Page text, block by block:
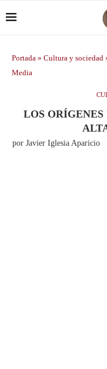
Portada » Cultura y sociedad
Media
LOS
por Javier Iglesia Aparicio